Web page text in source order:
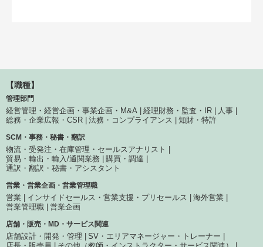
【職種】
管理部門
経営管理・経営企画・事業企画・M&A 経理財務・監査・IR
人事
総務・企業広報・CSR
法務・コンプライアンス 知財・特許
SCM・事務・秘書・翻訳
物流・受発注・在庫管理・セールスアナリスト
貿易・輸出・輸入/通関業務
購買・調達
通訳・翻訳・秘書・アシスタント
営業・営業企画・営業管理職
営業 インサイドセールス・営業支援・プリセールス
海外営業
営業管理職
営業企画
店舗・販売・MD・サービス関連
店舗設計・開発・管理
SV・エリアマネージャー・トレーナー